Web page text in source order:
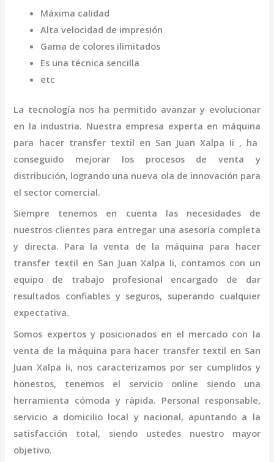
Máxima calidad
Alta velocidad de impresión
Gama de colores ilimitados
Es una técnica sencilla
etc
La tecnología nos ha permitido avanzar y evolucionar
en la industria. Nuestra empresa experta en máquina
para hacer transfer textil en San Juan Xalpa Ii , ha
conseguido mejorar los procesos de venta y
distribución, logrando una nueva ola de innovación para
el sector comercial.
Siempre tenemos en cuenta las necesidades de
nuestros clientes para entregar una asesoría completa
y directa. Para la venta de la máquina para hacer
transfer textil en San Juan Xalpa Ii, contamos con un
equipo de trabajo profesional encargado de dar
resultados confiables y seguros, superando cualquier
expectativa.
Somos expertos y posicionados en el mercado con la
venta de la máquina para hacer transfer textil en San
Juan Xalpa Ii, nos caracterizamos por ser cumplidos y
honestos, tenemos el servicio online siendo una
herramienta cómoda y rápida. Personal responsable,
servicio a domicilio local y nacional, apuntando a la
satisfacción total, siendo ustedes nuestro mayor
objetivo.